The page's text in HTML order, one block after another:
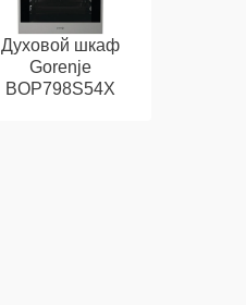
Духовой шкаф
Gorenje
BOP798S54X